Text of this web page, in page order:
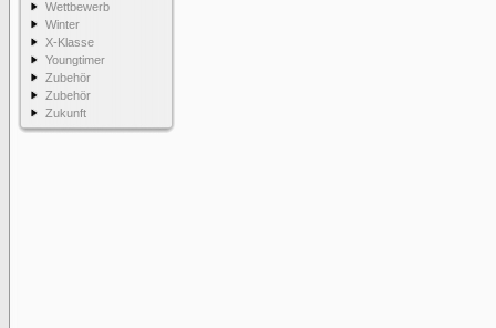
Wettbewerb
Winter
X-Klasse
Youngtimer
Zubehör
Zubehör
Zukunft